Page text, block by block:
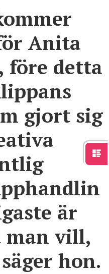
Anita
före detta
gjort sig
är
man vill,
hon.